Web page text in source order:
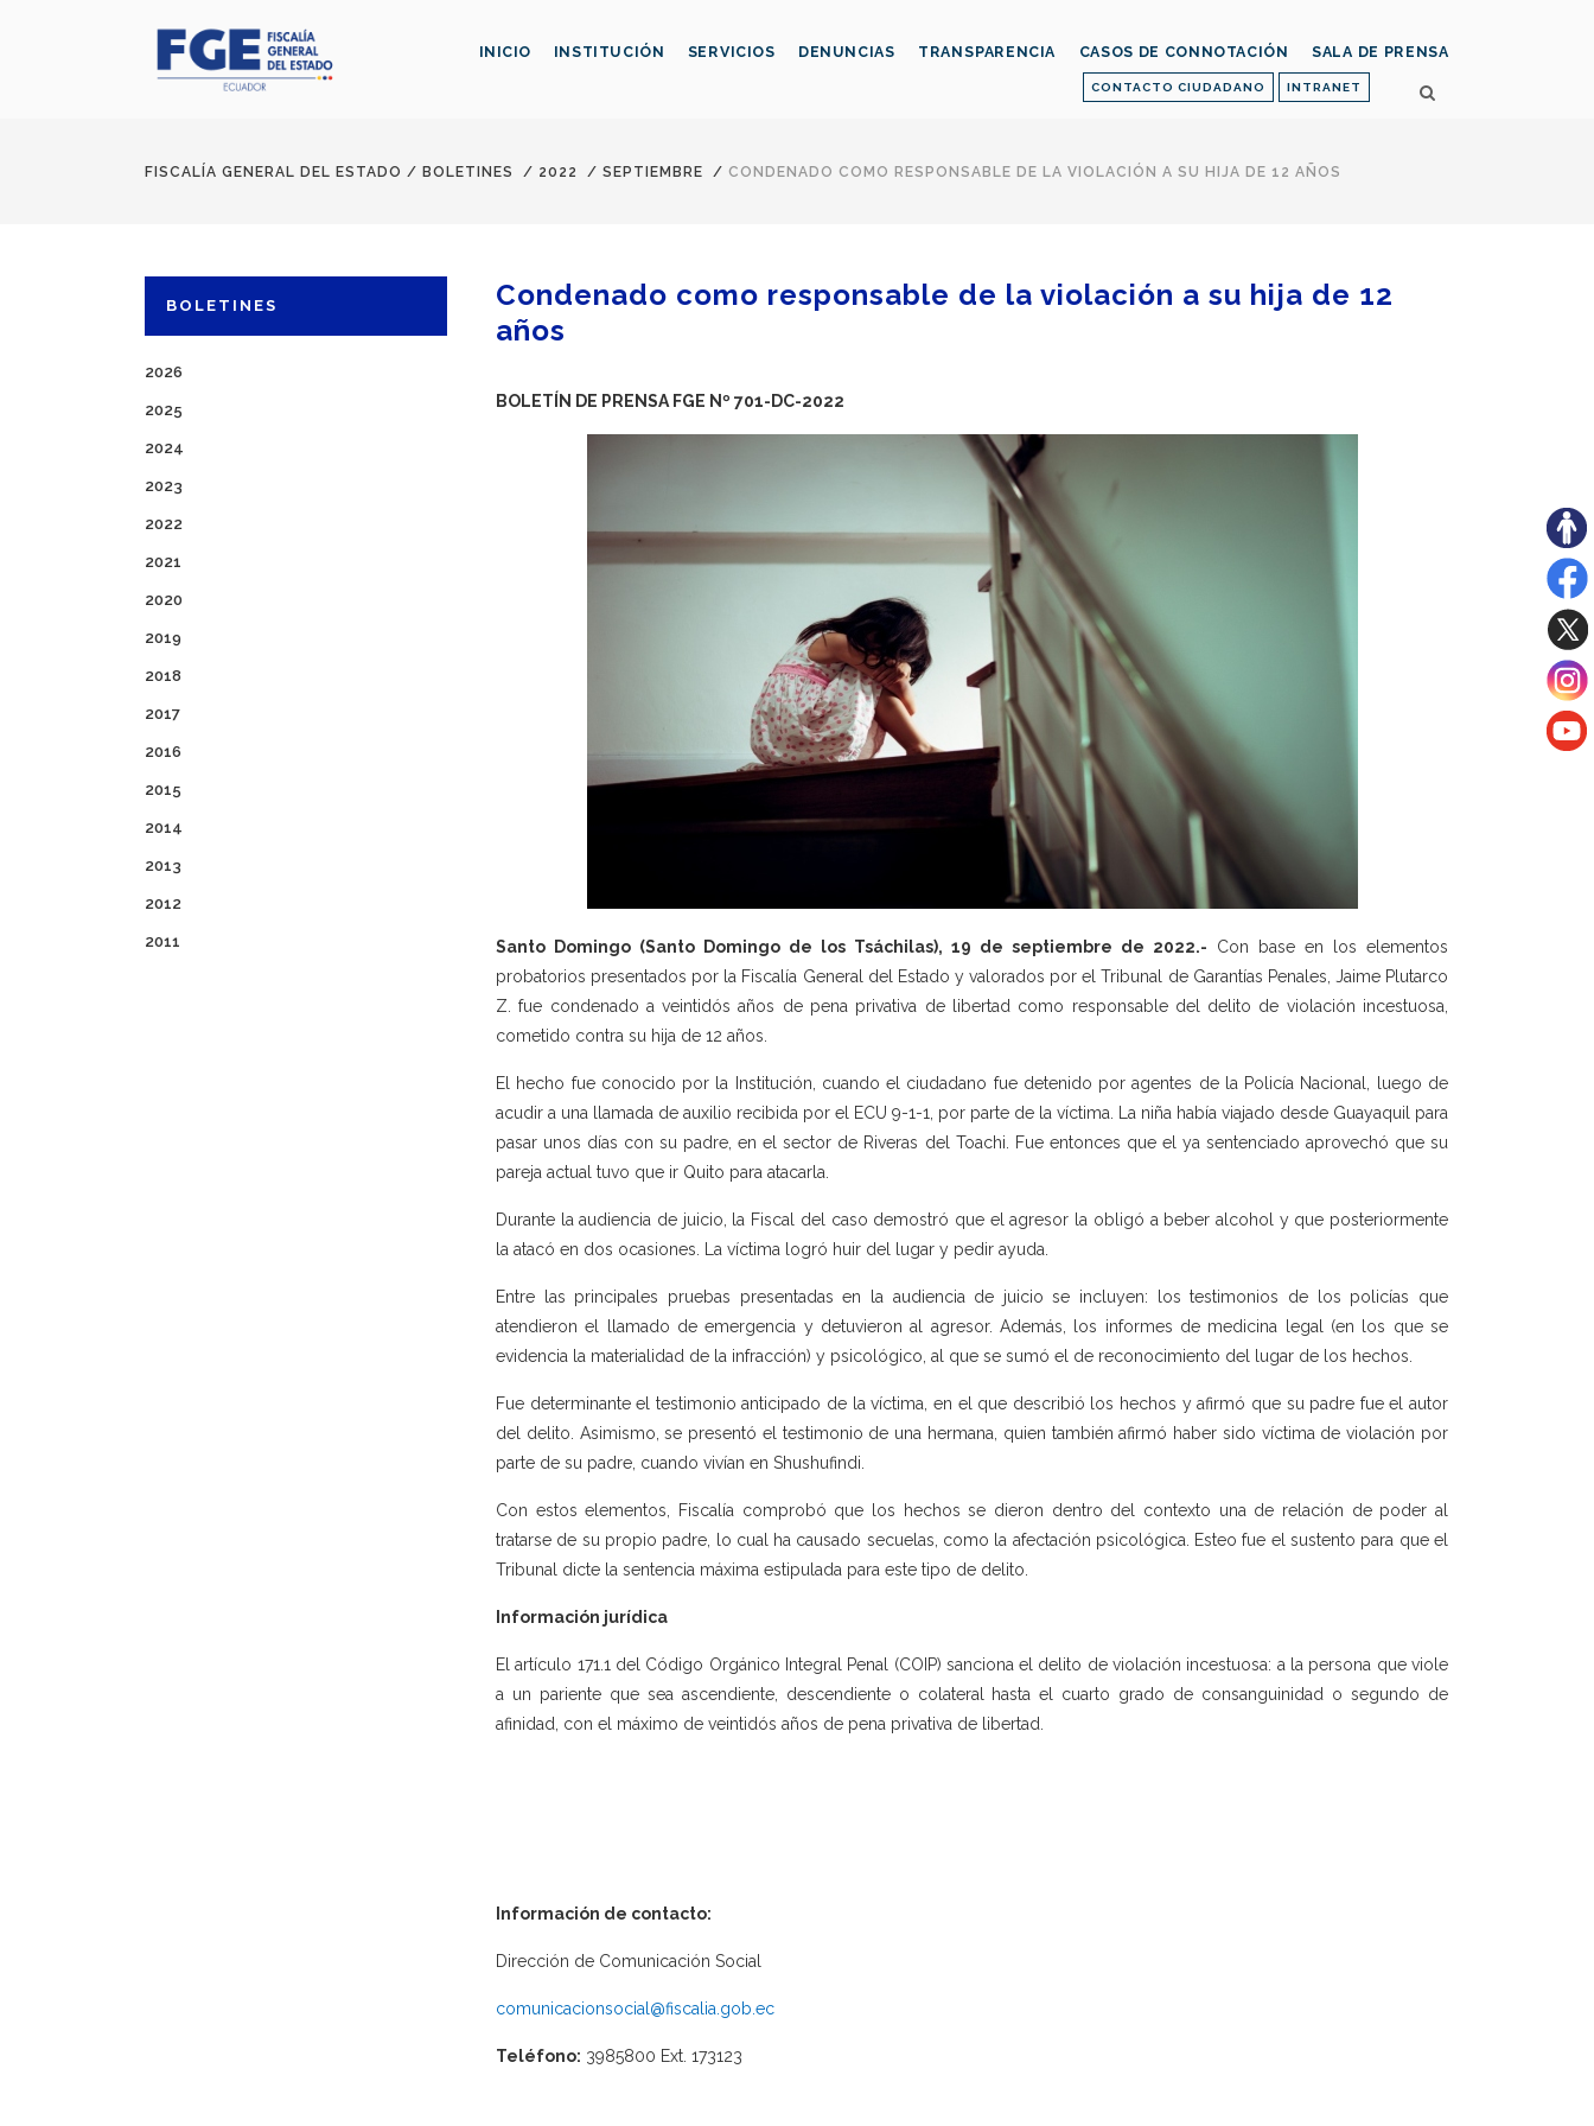
CONTACTO CIUDADANO INTRANET
INICIO INSTITUCIÓN SERVICIOS DENUNCIAS TRANSPARENCIA CASOS DE CONNOTACIÓN SALA DE PRENSA
FISCALÍA GENERAL DEL ESTADO / BOLETINES / 2022 / SEPTIEMBRE / CONDENADO COMO RESPONSABLE DE LA VIOLACIÓN A SU HIJA DE 12 AÑOS
BOLETINES
2026
2025
2024
2023
2022
2021
2020
2019
2018
2017
2016
2015
2014
2013
2012
2011
Condenado como responsable de la violación a su hija de 12
años
BOLETÍN DE PRENSA FGE Nº 701-DC-2022
Santo Domingo (Santo Domingo de los Tsáchilas), 19 de septiembre de 2022.- Con base en los elementos
probatorios presentados por la Fiscalía General del Estado y valorados por el Tribunal de Garantías Penales, Jaime Plutarco
Z. fue condenado a veintidós años de pena privativa de libertad como responsable del delito de violación incestuosa,
cometido contra su hija de 12 años.
El hecho fue conocido por la Institución, cuando el ciudadano fue detenido por agentes de la Policía Nacional, luego de
acudir a una llamada de auxilio recibida por el ECU 9-1-1, por parte de la víctima. La niña había viajado desde Guayaquil para
pasar unos días con su padre, en el sector de Riveras del Toachi. Fue entonces que el ya sentenciado aprovechó que su
pareja actual tuvo que ir Quito para atacarla.
Durante la audiencia de juicio, la Fiscal del caso demostró que el agresor la obligó a beber alcohol y que posteriormente
la atacó en dos ocasiones. La víctima logró huir del lugar y pedir ayuda.
Entre las principales pruebas presentadas en la audiencia de juicio se incluyen: los testimonios de los policías que
atendieron el llamado de emergencia y detuvieron al agresor. Además, los informes de medicina legal (en los que se
evidencia la materialidad de la infracción) y psicológico, al que se sumó el de reconocimiento del lugar de los hechos.
Fue determinante el testimonio anticipado de la víctima, en el que describió los hechos y afirmó que su padre fue el autor
del delito. Asimismo, se presentó el testimonio de una hermana, quien también afirmó haber sido víctima de violación por
parte de su padre, cuando vivían en Shushufindi.
Con estos elementos, Fiscalía comprobó que los hechos se dieron dentro del contexto una de relación de poder al
tratarse de su propio padre, lo cual ha causado secuelas, como la afectación psicológica. Esteo fue el sustento para que el
Tribunal dicte la sentencia máxima estipulada para este tipo de delito.
Información jurídica
El artículo 171.1 del Código Orgánico Integral Penal (COIP) sanciona el delito de violación incestuosa: a la persona que viole
a un pariente que sea ascendiente, descendiente o colateral hasta el cuarto grado de consanguinidad o segundo de
afinidad, con el máximo de veintidós años de pena privativa de libertad.
Información de contacto:
Dirección de Comunicación Social
comunicacionsocial@fiscalia.gob.ec
Teléfono: 3985800 Ext. 173123